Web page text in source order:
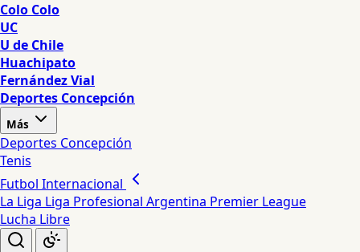
Colo Colo
UC
U de Chile
Huachipato
Fernández Vial
Deportes Concepción
Más
Deportes Concepción
Tenis
Futbol Internacional
La Liga Liga Profesional Argentina Premier League
Lucha Libre